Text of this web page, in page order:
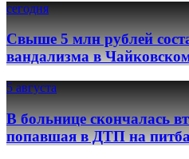
сегодня
Свыше 5 млн рублей
вандализма в
5 августа
В больнице скончалась
попавшая в ДТП на